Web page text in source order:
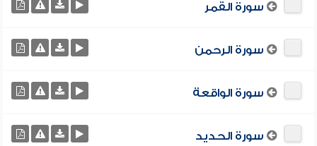
سورة القمر
سورة الرحمن
سورة الواقعة
سورة الحديد